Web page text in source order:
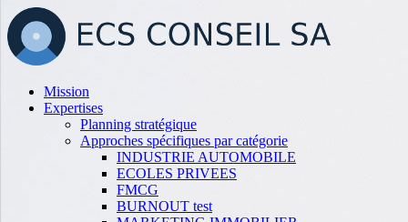
Passer
au
contenu
Mission
Expertises
Planning stratégique
Approches spécifiques par catégorie
INDUSTRIE AUTOMOBILE
ECOLES PRIVEES
FMCG
BURNOUT test